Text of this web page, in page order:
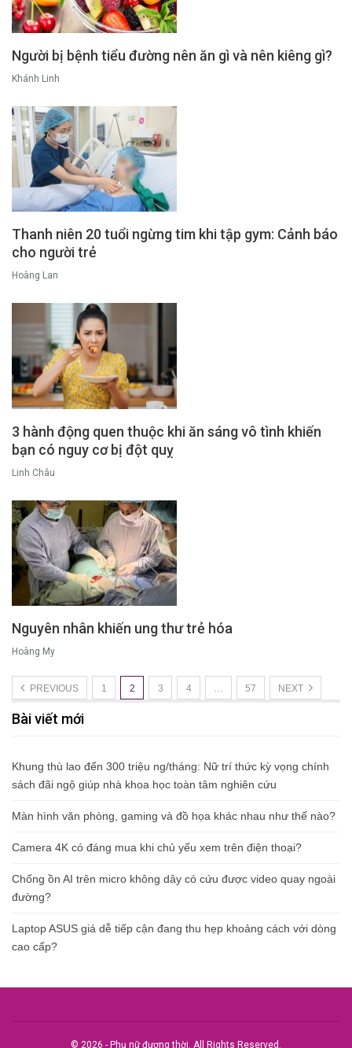
Người bị bệnh tiểu đường nên ăn gì và nên kiêng gì?
Khánh Linh
Thanh niên 20 tuổi ngừng tim khi tập gym: Cảnh báo
cho người trẻ
Hoàng Lan
3 hành động quen thuộc khi ăn sáng vô tình khiến
bạn có nguy cơ bị đột quỵ
Linh Châu
Nguyên nhân khiến ung thư trẻ hóa
Hoàng My
PREVIOUS 1 2 3 4 … 57 NEXT
Bài viết mới
Khung thù lao đến 300 triệu ng/tháng: Nữ trí thức kỳ vọng chính
sách đãi ngộ giúp nhà khoa học toàn tâm nghiên cứu
Màn hình văn phòng, gaming và đồ họa khác nhau như thế nào?
Camera 4K có đáng mua khi chủ yếu xem trên điện thoại?
Chống ồn AI trên micro không dây có cứu được video quay ngoài
đường?
Laptop ASUS giá dễ tiếp cận đang thu hẹp khoảng cách với dòng
cao cấp?
© 2026 - Phụ nữ đương thời. All Rights Reserved.